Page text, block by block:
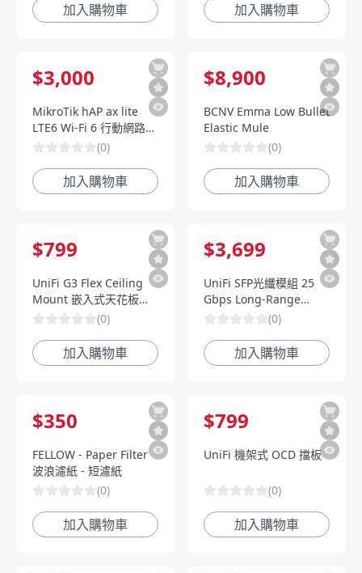
加入購物車 加入購物車
$3,000
MikroTik hAP ax lite
LTE6 Wi-Fi 6 行動網路路
由器｜LTE Cat6｜AX 無
2axD&FG621)
(0)
加入購物車
$8,900
BCNV Emma Low Bullet
Elastic Mule
(0)
加入購物車
$799
UniFi G3 Flex Ceiling
Mount 嵌入式天花板安
裝配件
(0)
加入購物車
$3,699
UniFi SFP光纖模組 25
Gbps Long-Range
Direct Attach Cable-
(0)
加入購物車
$350
FELLOW - Paper Filter
波浪濾紙 - 短濾紙
(0)
加入購物車
$799
UniFi 機架式 OCD 擋板
(0)
加入購物車